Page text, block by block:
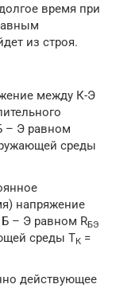
время при
из строя.
между К-Э
– Э равном
среды
напряжение
– Э равном RБЭ
среды ТК =
действующее